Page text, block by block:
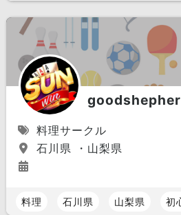
料理サークル
石川県 ・山梨県
料理 石川県 山梨県 初